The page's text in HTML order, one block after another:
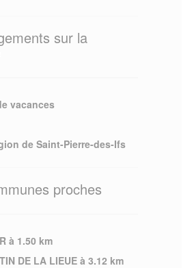
sur la
vacances
de Saint-Pierre-des-Ifs
proches
à 1.50 km
DE LA LIEUE à 3.12 km